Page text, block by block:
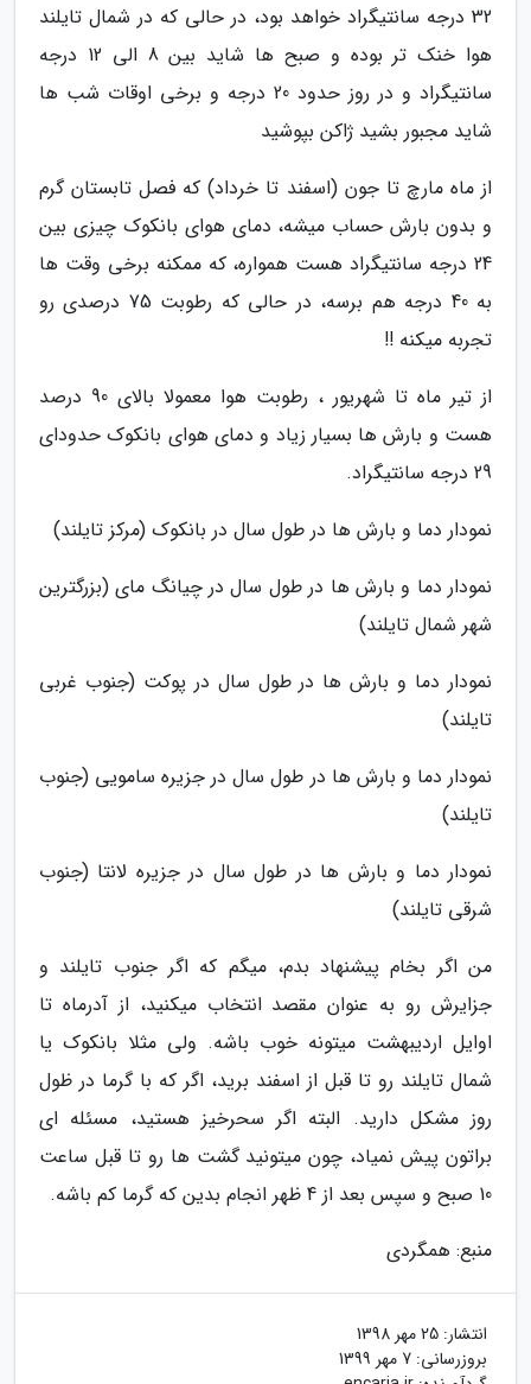
32 درجه سانتیگراد خواهد بود، در حالی که در شمال تایلند
هوا خنک تر بوده و صبح ها شاید بین 8 الی 12 درجه
سانتیگراد و در روز حدود 20 درجه و برخی اوقات شب ها
شاید مجبور بشید ژاکن بپوشید
از ماه مارچ تا جون (اسفند تا خرداد) که فصل تابستان گرم
و بدون بارش حساب میشه، دمای هوای بانکوک چیزی بین
24 درجه سانتیگراد هست همواره، که ممکنه برخی وقت ها
به 40 درجه هم برسه، در حالی که رطوبت 75 درصدی رو
تجربه میکنه !!
از تیر ماه تا شهریور ، رطوبت هوا معمولا بالای 90 درصد
هست و بارش ها بسیار زیاد و دمای هوای بانکوک حدودای
29 درجه سانتیگراد.
نمودار دما و بارش ها در طول سال در بانکوک (مرکز تایلند)
نمودار دما و بارش ها در طول سال در چیانگ مای (بزرگترین
شهر شمال تایلند)
نمودار دما و بارش ها در طول سال در پوکت (جنوب غربی
تایلند)
نمودار دما و بارش ها در طول سال در جزیره سامویی (جنوب
تایلند)
نمودار دما و بارش ها در طول سال در جزیره لانتا (جنوب
شرقی تایلند)
من اگر بخام پیشنهاد بدم، میگم که اگر جنوب تایلند و
جزایرش رو به عنوان مقصد انتخاب میکنید، از آدرماه تا
اوایل اردیبهشت میتونه خوب باشه. ولی مثلا بانکوک یا
شمال تایلند رو تا قبل از اسفند برید، اگر که با گرما در ظول
روز مشکل دارید. البته اگر سحرخیز هستید، مسئله ای
براتون پیش نمیاد، چون میتونید گشت ها رو تا قبل ساعت
10 صبح و سپس بعد از 4 ظهر انجام بدین که گرما کم باشه.
منبع: همگردی
انتشار: 25 مهر 1398
بروزرسانی: 7 مهر 1399